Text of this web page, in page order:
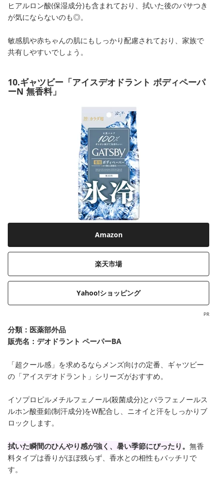
ヒアルロン酸(保湿成分)も含まれており、拭いた後のパサつき
が気にならないのも◎。
敏感肌や赤ちゃんの肌にもしっかり配慮されており、家族で
共有しやすいでしょう。
10.ギャツビー「アイスデオドラント ボディペーパ
ーN 無香料」
Amazon
楽天市場
Yahoo!ショッピング
PR
分類： 医薬部外品
販売名：デオドラント ペーパーBA
「超クール感」を求めるならメンズ向けの定番、ギャツビー
の「アイスデオドラント」シリーズがおすすめ。
イソプロピルメチルフェノール(殺菌成分)とパラフェノールス
ルホン酸亜鉛(制汗成分)をW配合し、ニオイと汗をしっかりブ
ロックします。
拭いた瞬間のひんやり感が強く、暑い季節にぴったり 。 無香
料タイプは香りがほぼ残らず、香水との相性もバッチリで
す。